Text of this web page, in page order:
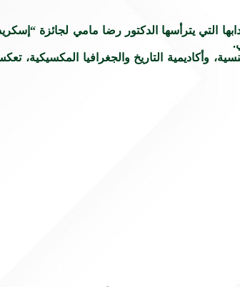
التي يترأسها الدكتور رضا مامي لجائزة
وأكاديمية التاريخ والجغرافيا